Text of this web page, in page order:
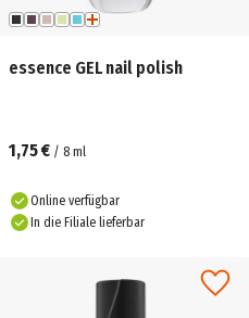
essence GEL nail polish
1,75 € / 8 ml
Online verfügbar
In die Filiale lieferbar